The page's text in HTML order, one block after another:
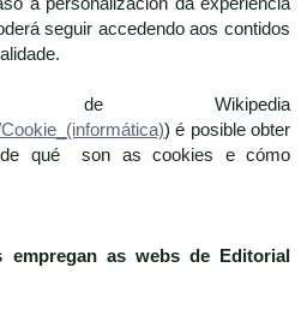
a personalización da experiencia
seguir accedendo aos contidos
de Wikipedia
) é posible obter
de qué son as cookies e cómo
empregan as webs de
Editorial